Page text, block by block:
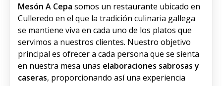
Mesón A Cepa somos un restaurante ubicado en
Culleredo en el que la tradición culinaria gallega
se mantiene viva en cada uno de los platos que
servimos a nuestros clientes. Nuestro objetivo
principal es ofrecer a cada persona que se sienta
en nuestra mesa unas elaboraciones sabrosas y
caseras, proporcionando así una experiencia